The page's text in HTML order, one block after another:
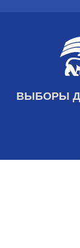
ВЫБОРЫ